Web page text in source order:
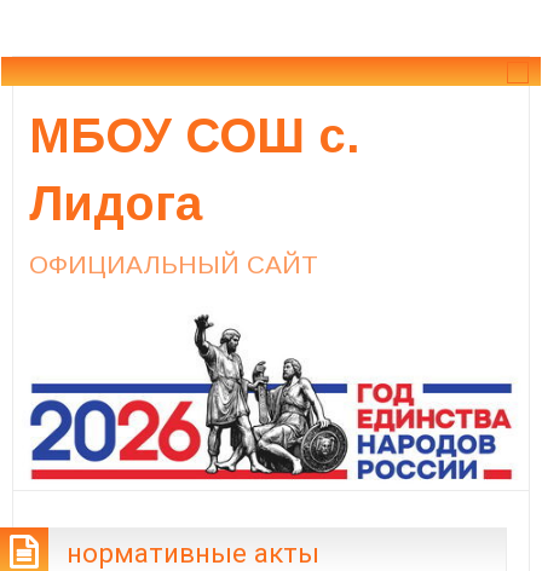
МБОУ СОШ с.
Лидога
ОФИЦИАЛЬНЫЙ САЙТ
нормативные акты